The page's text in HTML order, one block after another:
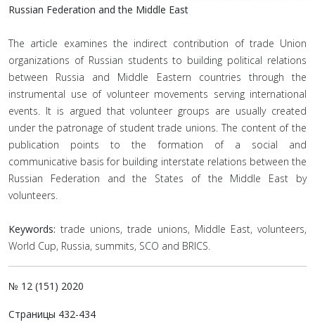
Russian Federation and the Middle East
The article examines the indirect contribution of trade Union
organizations of Russian students to building political relations
between Russia and Middle Eastern countries through the
instrumental use of volunteer movements serving international
events. It is argued that volunteer groups are usually created
under the patronage of student trade unions. The content of the
publication points to the formation of a social and
communicative basis for building interstate relations between the
Russian Federation and the States of the Middle East by
volunteers.
Keywords: trade unions, trade unions, Middle East, volunteers,
World Cup, Russia, summits, SCO and BRICS.
№ 12 (151) 2020
Страницы 432-434